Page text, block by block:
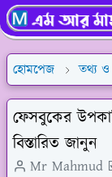
হোমপেজ তথ্য ও
ফেসবুকের
বিস্তারিত জানুন
Mr Mahmud